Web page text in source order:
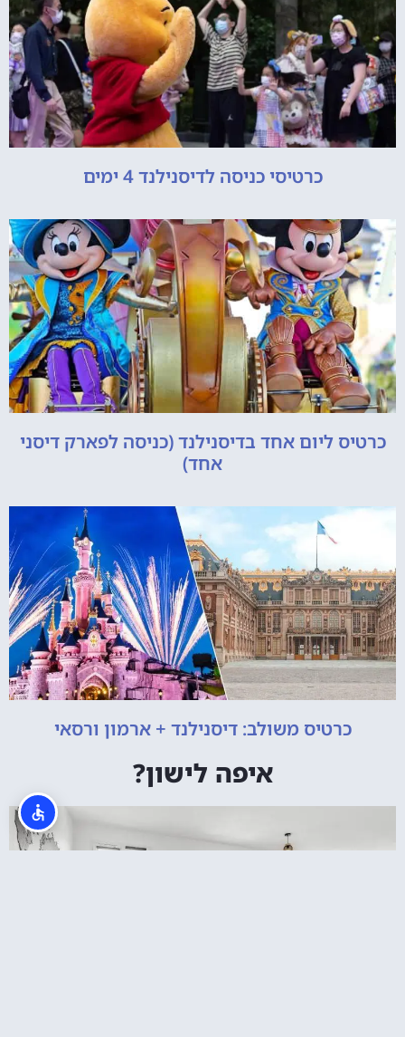
כרטיסי כניסה לדיסנילנד 4 ימים
כרטיס ליום אחד בדיסנילנד (כניסה לפארק דיסני
אחד)
כרטיס משולב: דיסנילנד + ארמון ורסאי
איפה לישון?